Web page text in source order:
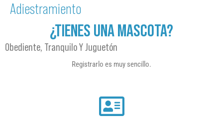
Adiestramiento
¿TIENES UNA MASCOTA?
Obediente, Tranquilo Y Juguetón
Registrarlo es muy sencillo.